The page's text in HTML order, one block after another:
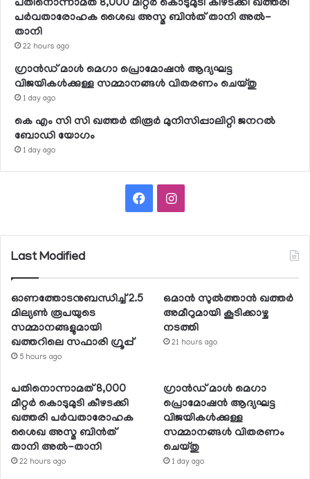
പതിനൊന്നാമത് 8,000 മീറ്റര്‍ കൊടുമുടി കീഴടക്കി ഖത്തരി
പര്‍വതാരോഹക ശൈഖ അസ്മ ബിന്‍ത് താനി അല്‍-
താനി
22 hours ago
ഗ്രാന്‍ഡ് മാള്‍ മെഗാ പ്രൊമോഷന്‍ ആദ്യഘട്ട
വിജയികള്‍ക്കുള്ള സമ്മാനങ്ങള്‍ വിതരണം ചെയ്തു
1 day ago
കെ എം സി സി ഖത്തര്‍ തിരൂര്‍ മുനിസിപ്പാലിറ്റി ജനറല്‍
ബോഡി യോഗം
1 day ago
FacebookInstagram
Last Modified
ഓണത്തോടനുബന്ധിച്ച് 2.5
മില്യണ്‍ രൂപയുടെ
സമ്മാനങ്ങളുമായി
ഖത്തറിലെ സഫാരി ഗ്രൂപ്പ്
5 hours ago
ഒമാന്‍ സുല്‍ത്താന്‍ ഖത്തര്‍
അമീറുമായി കൂടിക്കാഴ്ച
നടത്തി
21 hours ago
പതിനൊന്നാമത് 8,000
മീറ്റര്‍ കൊടുമുടി കീഴടക്കി
ഖത്തരി പര്‍വതാരോഹക
ശൈഖ അസ്മ ബിന്‍ത്
താനി അല്‍-താനി
22 hours ago
ഗ്രാന്‍ഡ് മാള്‍ മെഗാ
പ്രൊമോഷന്‍ ആദ്യഘട്ട
വിജയികള്‍ക്കുള്ള
സമ്മാനങ്ങള്‍ വിതരണം
ചെയ്തു
1 day ago